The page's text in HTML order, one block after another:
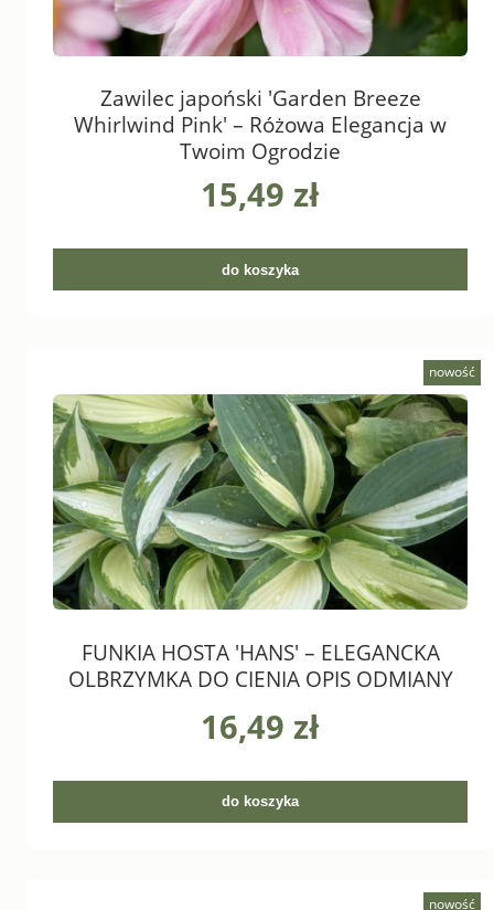
Zawilec japoński 'Garden Breeze
Whirlwind Pink' – Różowa Elegancja w
Twoim Ogrodzie
15,49 zł
do koszyka
FUNKIA HOSTA 'HANS' – ELEGANCKA
OLBRZYMKA DO CIENIA OPIS ODMIANY
16,49 zł
do koszyka
nowość
nowość